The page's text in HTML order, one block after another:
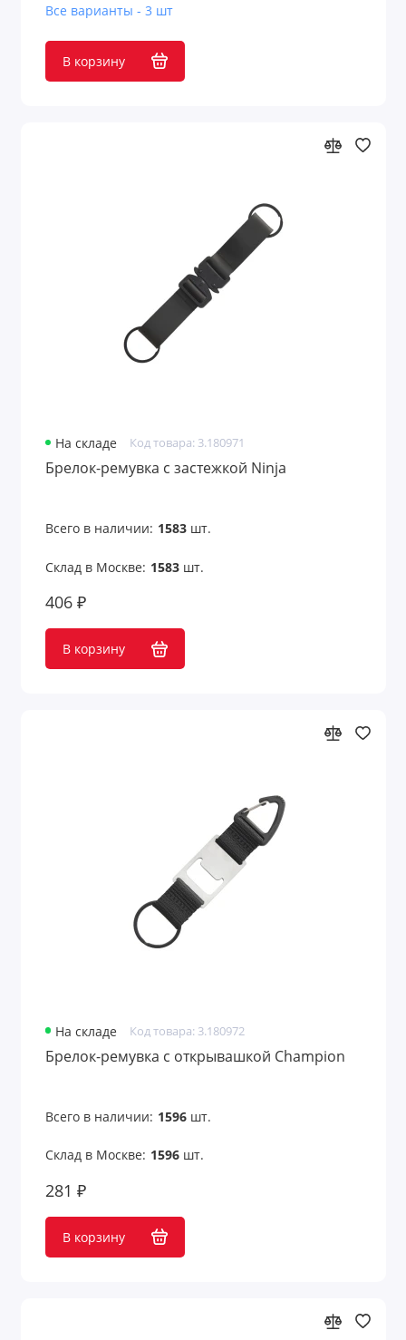
Все варианты - 3 шт
В корзину
На складе Код товара: 3.180971
Брелок-ремувка с застежкой Ninja
Всего в наличии: 1583шт.
Склад в Москве: 1583шт.
406 ₽
В корзину
На складе Код товара: 3.180972
Брелок-ремувка с открывашкой Champion
Всего в наличии: 1596шт.
Склад в Москве: 1596шт.
281 ₽
В корзину